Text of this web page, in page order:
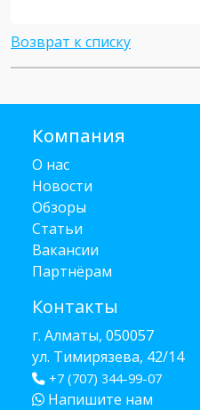
Возврат к списку
Компания
О нас
Новости
Обзоры
Статьи
Вакансии
Партнёрам
Контакты
г. Алматы, 050057
ул. Тимирязева, 42/14
+7 (707) 344-99-07
Напишите нам